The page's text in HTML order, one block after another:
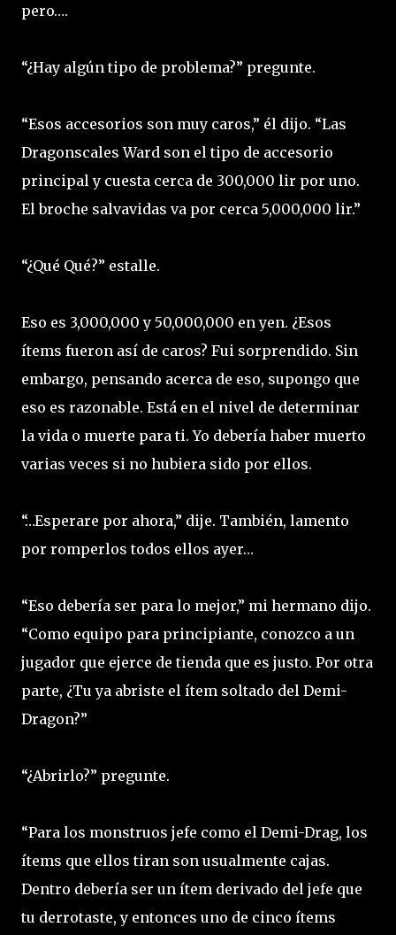
pero….
“¿Hay algún tipo de problema?” pregunte.
“Esos accesorios son muy caros,” él dijo. “Las
Dragonscales Ward son el tipo de accesorio
principal y cuesta cerca de 300,000 lir por uno.
El broche salvavidas va por cerca 5,000,000 lir.”
“¿Qué Qué?” estalle.
Eso es 3,000,000 y 50,000,000 en yen. ¿Esos
ítems fueron así de caros? Fui sorprendido. Sin
embargo, pensando acerca de eso, supongo que
eso es razonable. Está en el nivel de determinar
la vida o muerte para ti. Yo debería haber muerto
varias veces si no hubiera sido por ellos.
“…Esperare por ahora,” dije. También, lamento
por romperlos todos ellos ayer…
“Eso debería ser para lo mejor,” mi hermano dijo.
“Como equipo para principiante, conozco a un
jugador que ejerce de tienda que es justo. Por otra
parte, ¿Tu ya abriste el ítem soltado del Demi-
Dragon?”
“¿Abrirlo?” pregunte.
“Para los monstruos jefe como el Demi-Drag, los
ítems que ellos tiran son usualmente cajas.
Dentro debería ser un ítem derivado del jefe que
tu derrotaste, y entonces uno de cinco ítems